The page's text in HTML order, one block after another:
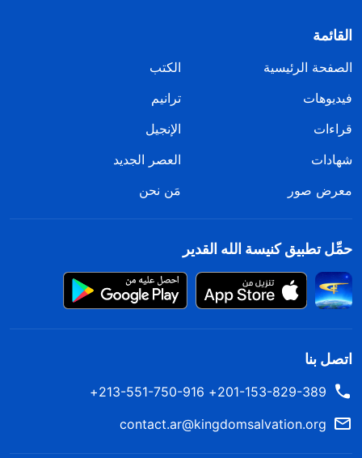
القائمة
الصفحة الرئيسية
الكتب
فيديوهات
ترانيم
قراءات
الإنجيل
شهادات
العصر الجديد
معرض صور
مَن نحن
حمِّل تطبيق كنيسة الله القدير
اتصل بنا
201-153-829-389+ 213-551-750-916+
contact.ar@kingdomsalvation.org